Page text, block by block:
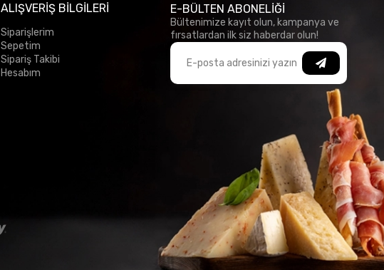
ALIŞVERİŞ BİLGİLERİ
Siparişlerim
Sepetim
Sipariş Takibi
Hesabım
E-BÜLTEN ABONELİĞİ
Bültenimize kayıt olun, kampanya ve
fırsatlardan ilk siz haberdar olun!